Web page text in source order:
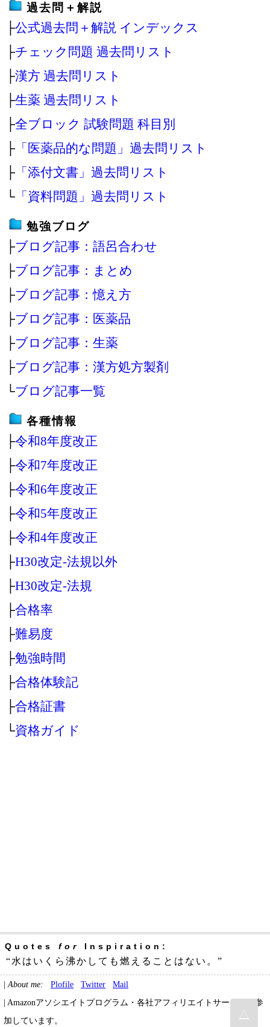
過去問＋解説
├公式過去問＋解説 インデックス
├チェック問題 過去問リスト
├漢方 過去問リスト
├生薬 過去問リスト
├全ブロック 試験問題 科目別
├ 「医薬品的な問題」過去問リスト
├ 「添付文書」過去問リスト
└ 「資料問題」過去問リスト
勉強ブログ
├ブログ記事：語呂合わせ
├ブログ記事：まとめ
├ブログ記事：憶え方
├ブログ記事：医薬品
├ブログ記事：生薬
├ブログ記事：漢方処方製剤
└ブログ記事一覧
各種情報
├令和8年度改正
├令和7年度改正
├令和6年度改正
├令和5年度改正
├令和4年度改正
├H30改定‐法規以外
├H30改定‐法規
├合格率
├難易度
├勉強時間
├合格体験記
├合格証書
└資格ガイド
Quotes for Inspiration:
“水はいくら沸かしても燃えることはない。”
| About me: Plofile Twitter
Mail
| Amazonアソシエイトプログラム・各社アフィリエイトサービスに参
加しています。